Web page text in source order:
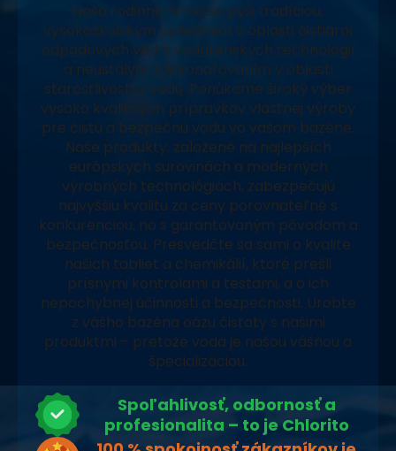
Naša rodinná firma sa pýši tradíciou,
vysokoškolským vzdelaním v oblasti čistiarní
odpadových vôd a vodárenských technológií
a neustálym zdokonaľovaním v oblasti
starostlivosti o vodu. Ponúkame široký výber
vysoko kvalitných prípravkov vlastnej výroby
pre čistú a bezpečnú vodu vo vašom bazéne.
Naše produkty, založené na najlepších
európskych surovinách a moderných
výrobných technológiách, zabezpečujú
najvyššiu kvalitu za ceny porovnateľné s
konkurenciou, no s garantovaným pôvodom a
bezpečnosťou. Presvedčte sa sami o kvalite
našich tabliet a chemikálií, ktoré prešli
prísnymi kontrolami a testami, a o ich
nepochybnej účinnosti a bezpečnosti. Urobte
z vášho bazéna oázu čistoty s našimi
produktmi – pretože voda je našou vášňou a
špecializáciou.
Spoľahlivosť, odbornosť a
profesionalita – to je Chlorito